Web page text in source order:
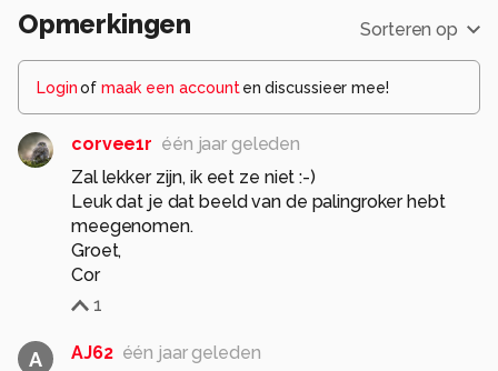
Opmerkingen Sorteren op
Loginof maak een account en discussieer mee!
corvee1r één jaar geleden
Zal lekker zijn, ik eet ze niet :-)
Leuk dat je dat beeld van de palingroker hebt
meegenomen.
Groet,
Cor
1
A AJ62 één jaar geleden